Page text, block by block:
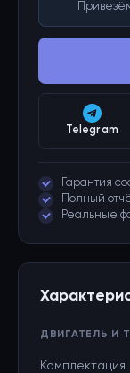
Telegram
Гарантия
Полный
Реальные
ДВИГАТЕЛЬ И
Комплектация